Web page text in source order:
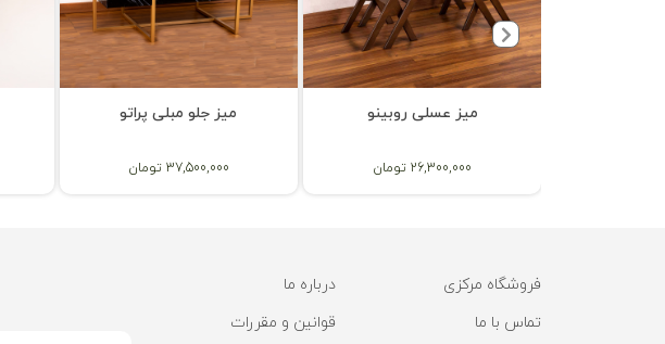
میز جلو مبلی پراتو
37,500,000 تومان
میز عسلی روبینو
26,300,000 تومان
فروشگاه مرکزی
درباره ما
تماس با ما
قوانین و مقررات